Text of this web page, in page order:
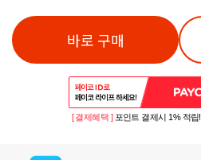
바로 구매
[ 결제혜택 ] 포인트 결제시 1% 적립!